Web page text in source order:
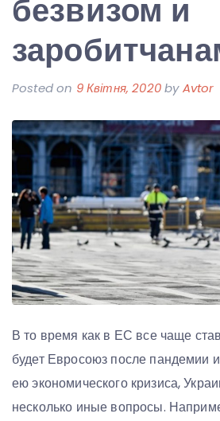
безвизом и
Posted on 9 Квітня, 2020byAvtor
В то время как в ЕС все чаще
будет Евросоюз после пандемии
ею экономического кризиса,
несколько иные вопросы.